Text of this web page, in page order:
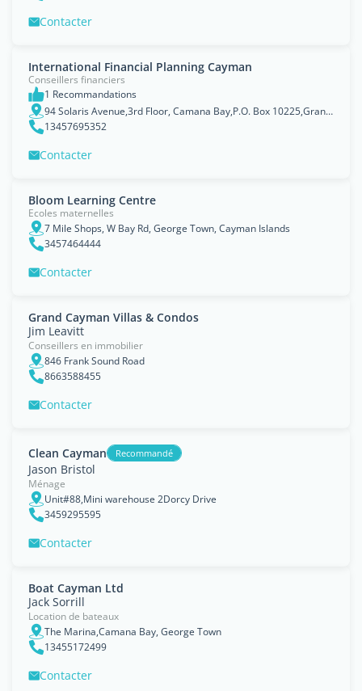
Contacter
International Financial Planning Cayman
Conseillers financiers
1 Recommandations
94 Solaris Avenue,3rd Floor, Camana Bay,P.O. Box 10225,Grand Cayman, KY1-1002,Cayman Islands
13457695352
Contacter
Bloom Learning Centre
Ecoles maternelles
7 Mile Shops, W Bay Rd, George Town, Cayman Islands
3457464444
Contacter
Grand Cayman Villas & Condos
Jim Leavitt
Conseillers en immobilier
846 Frank Sound Road
8663588455
Contacter
Clean Cayman Recommandé
Jason Bristol
Ménage
Unit#88,Mini warehouse 2Dorcy Drive
3459295595
Contacter
Boat Cayman Ltd
Jack Sorrill
Location de bateaux
The Marina,Camana Bay, George Town
13455172499
Contacter